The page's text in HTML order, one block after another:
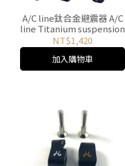
A/C line鈦合金避震器 A/C
line Titanium suspension
NT$1,420
加入購物車